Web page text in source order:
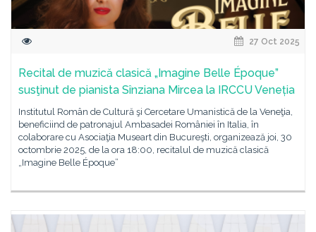
27 Oct 2025
Recital de muzică clasică „Imagine Belle Époque”
susţinut de pianista Sînziana Mircea la IRCCU Veneția
Institutul Român de Cultură şi Cercetare Umanistică de la Veneţia,
beneficiind de patronajul Ambasadei României în Italia, în
colaborare cu Asociaţia Museart din Bucureşti, organizează joi, 30
octombrie 2025, de la ora 18:00, recitalul de muzică clasică
„Imagine Belle Époque”